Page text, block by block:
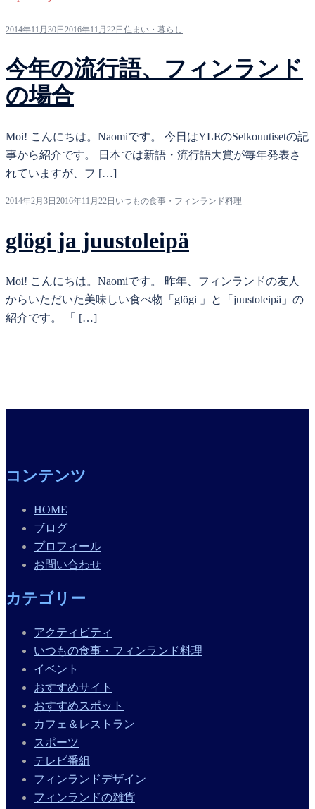
2014年11月30日2016年11月22日住まい・暮らし
今年の流行語、フィンランド
の場合
Moi! こんにちは。Naomiです。 今日はYLEのSelkouutisetの記
事から紹介です。 日本では新語・流行語大賞が毎年発表さ
れていますが、フ […]
2014年2月3日 2016年11月22日 いつもの食事・フィンランド料理
glögi ja juustoleipä
Moi! こんにちは。Naomiです。 昨年、フィンランドの友人
からいただいた美味しい食べ物「glögi 」と「juustoleipä」の
紹介です。 「 […]
コンテンツ
HOME
ブログ
プロフィール
お問い合わせ
カテゴリー
アクティビティ
いつもの食事・フィンランド料理
イベント
おすすめサイト
おすすめスポット
カフェ＆レストラン
スポーツ
テレビ番組
フィンランドデザイン
フィンランドの雑貨